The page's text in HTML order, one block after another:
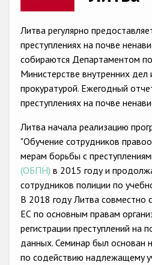
Anti-Roma
Anti-Semitic
Anti-Muslim
Anti-Christian
Other hate crime based
Anti-LGBTI
Disability hate
Проекты
Организации
Литва регулярно
преступлениях на почве
собираются Департаментом
Министерстве внутренних дел
прокуратурой. Ежегодный
преступлениях на почве
Литва начала реализацию
"Обучение сотрудников
мерам борьбы с
(ОБПН) в 2015 году и
сотрудников полиции по
В 2018 году Литва совместно
ЕС по основным правам
регистрации преступлений на
данных. Семинар был
по содействию надлежащемy